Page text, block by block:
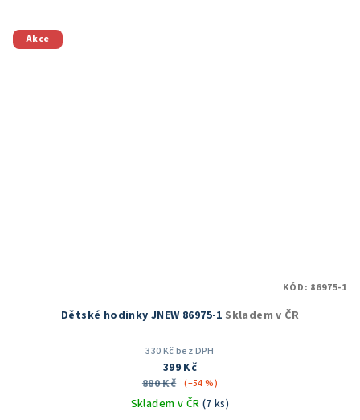
Akce
Dětské hodinky JNEW 86975-1 Skladem v ČR
330 Kč bez DPH
399 Kč
880 Kč (–54 %)
Skladem v ČR (7 ks)
KÓD: 86975-1